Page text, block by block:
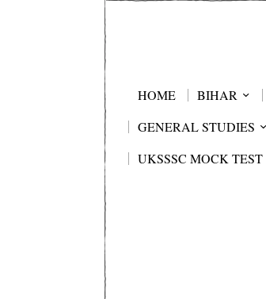
HOME BIHAR
GENERAL STUDIES
UKSSSC MOCK TEST